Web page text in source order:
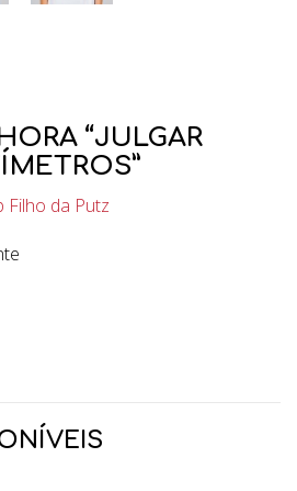
“JULGAR
Filho da Putz